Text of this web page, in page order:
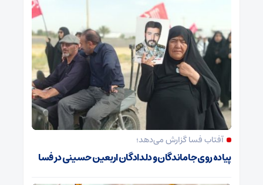
آفتاب فسا گزارش می‌دهد؛
پیاده روی جاماندگان و دلدادگان اربعین حسینی در فسا